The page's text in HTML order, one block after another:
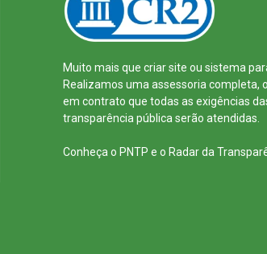
Muito mais que criar site ou sistema
Realizamos uma assessoria completa,
em contrato que todas as exigências
transparência pública serão atendidas.
Conheça o PNTP e o Radar da